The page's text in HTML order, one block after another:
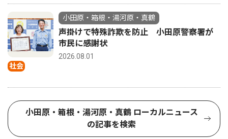
社会
小田原・箱根・湯河原・真鶴
声掛けで特殊詐欺を防止 小田原警察署が
市民に感謝状
2026.08.01
小田原・箱根・湯河原・真鶴 ローカルニュース
の記事を検索